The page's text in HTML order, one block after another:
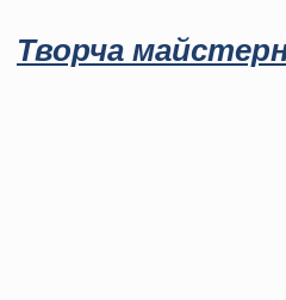
Творча